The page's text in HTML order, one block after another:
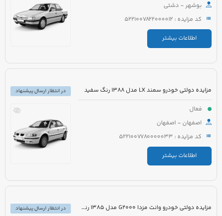
بوشهر - دشتی
کد مزایده : 5221007822000012
اطلاعات بیشتر
مزایده دولتی خودرو سمند LX مدل 1388 رنگ سفید
فعال
اصفهان - اصفهان
کد مزایده : 5221007780000033
اطلاعات بیشتر
در انتظار ارسال پیشنهاد
مزایده دولتی خودرو وانت مزدا G2000 مدل 1385 رنگ نقره ای
در انتظار ارسال پیشنهاد